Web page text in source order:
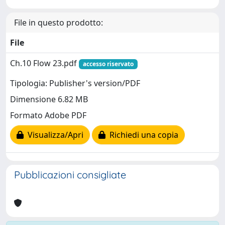
File in questo prodotto:
File
Ch.10 Flow 23.pdf
accesso riservato
Tipologia: Publisher's version/PDF
Dimensione 6.82 MB
Formato Adobe PDF
Visualizza/Apri
Richiedi una copia
Pubblicazioni consigliate